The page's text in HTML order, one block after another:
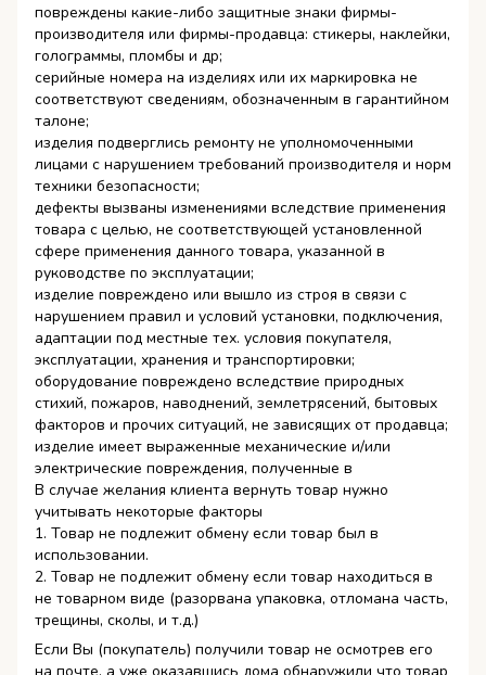
повреждены какие-либо защитные знаки фирмы-
производителя или фирмы-продавца: стикеры, наклейки,
голограммы, пломбы и др;
серийные номера на изделиях или их маркировка не
соответствуют сведениям, обозначенным в гарантийном
талоне;
изделия подверглись ремонту не уполномоченными
лицами с нарушением требований производителя и норм
техники безопасности;
дефекты вызваны изменениями вследствие применения
товара с целью, не соответствующей установленной
сфере применения данного товара, указанной в
руководстве по эксплуатации;
изделие повреждено или вышло из строя в связи с
нарушением правил и условий установки, подключения,
адаптации под местные тех. условия покупателя,
эксплуатации, хранения и транспортировки;
оборудование повреждено вследствие природных
стихий, пожаров, наводнений, землетрясений, бытовых
факторов и прочих ситуаций, не зависящих от продавца;
изделие имеет выраженные механические и/или
электрические повреждения, полученные в
В случае желания клиента вернуть товар нужно
учитывать некоторые факторы
1. Товар не подлежит обмену если товар был в
использовании.
2. Товар не подлежит обмену если товар находиться в
не товарном виде (разорвана упаковка, отломана часть,
трещины, сколы, и т.д.)
Если Вы (покупатель) получили товар не осмотрев его